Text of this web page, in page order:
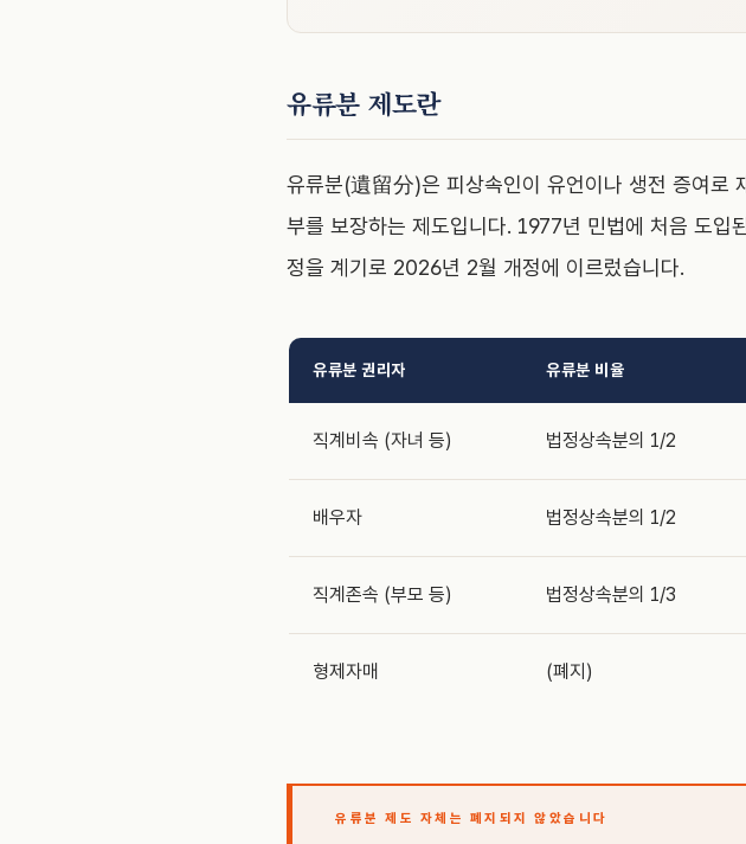
유류분 제도란
유류분(遺留分)은 피상속인이 유언이나 생전 증여로
부를 보장하는 제도입니다. 1977년 민법에 처음 도
정을 계기로 2026년 2월 개정에 이르렀습니다.
유류분 권리자 유류분 비율
직계비속 (자녀 등) 법정상속분의 1/2
배우자 법정상속분의 1/2
직계존속 (부모 등) 법정상속분의 1/3
형제자매 (폐지)
유류분 제도 자체는 폐지되지 않았습니다